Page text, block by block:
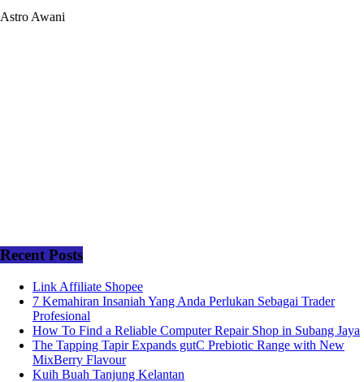
Astro Awani
Recent Posts
Link Affiliate Shopee
7 Kemahiran Insaniah Yang Anda Perlukan Sebagai Trader
Profesional
How To Find a Reliable Computer Repair Shop in Subang Jaya
The Tapping Tapir Expands gutC Prebiotic Range with New
MixBerry Flavour
Kuih Buah Tanjung Kelantan